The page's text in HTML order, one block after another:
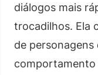
diálogos mais
trocadilhos. Ela
de personagens
comportamento